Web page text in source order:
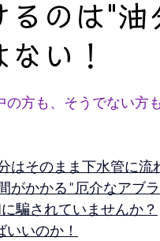
ディスポーザ交換
スイシンクリア―
ディスポーザー
るのは"油
い！
方も、そうでない方
はそのまま下水管に流
がかかる"厄介なアブ
騙されていませんか？
いのか！